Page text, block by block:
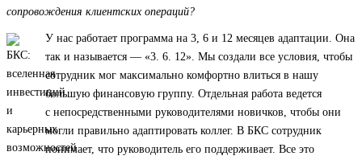
сопровождения клиентских операций?
У нас работает программа на 3, 6 и 12 месяцев адаптации. Она
так и называется — «3. 6. 12». Мы создали все условия, чтобы
сотрудник мог максимально комфортно влиться в нашу
большую финансовую группу. Отдельная работа ведется
с непосредственными руководителями новичков, чтобы они
могли правильно адаптировать коллег. В БКС сотрудник
понимает, что руководитель его поддерживает. Все это